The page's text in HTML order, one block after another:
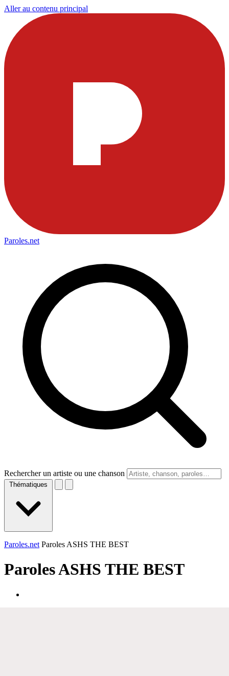
Aller au contenu principal
Paroles.net
Rechercher un artiste ou une chanson
Thématiques
Paroles.net Paroles ASHS THE BEST
ParolesASHS THE BEST